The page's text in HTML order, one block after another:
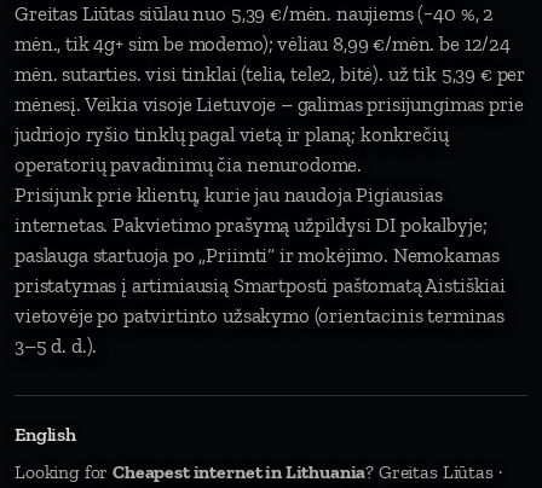
Greitas Liūtas siūlau nuo 5,39 €/mėn. naujiems (−40 %, 2
mėn., tik 4g+ sim be modemo); vėliau 8,99 €/mėn. be 12/24
mėn. sutarties. visi tinklai (telia, tele2, bitė). už tik 5,39 € per
mėnesį. Veikia visoje Lietuvoje – galimas prisijungimas prie
judriojo ryšio tinklų pagal vietą ir planą; konkrečių
operatorių pavadinimų čia nenurodome.
Prisijunk prie klientų, kurie jau naudoja Pigiausias
internetas. Pakvietimo prašymą užpildysi DI pokalbyje;
paslauga startuoja po „Priimti“ ir mokėjimo. Nemokamas
pristatymas į artimiausią Smartposti paštomatą Aistiškiai
vietovėje po patvirtinto užsakymo (orientacinis terminas
3–5 d. d.).
English
Looking forCheapest internet in Lithuania? Greitas Liūtas ·